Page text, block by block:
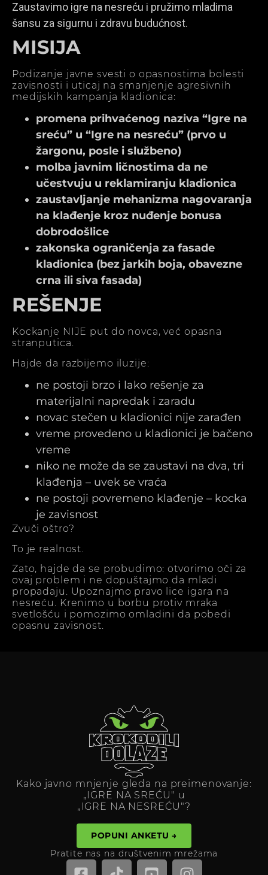
Zaustavimo igre na nesreću i pružimo mladima
šansu za sigurnu i zdravu budućnost.
MISIJA
Podizanje javne svesti o opasnostima bolesti
zavisnosti i uticaj na smanjenje agresivnih
medijskih kampanja kladionica:
promena prihvaćenog naziva “Igre na
sreću” u “Igre na nesreću” (prvo u
žargonu, posle i službeno)
molba javnim ličnostima da ne
učestvuju u reklamiranju kladionica
zaustavljanje mehanizma nagovaranja
na klađenje kroz nuđenje bonusa
dobrodošlice
zakonska ograničenja za fasade
kladionica (bez jarkih boja, obavezne
crna ili siva fasada)
REŠENJE
Kockanje NIJE put do novca, već opasna
stranputica.
Hajde da razbijemo iluzije:
ne postoji brzo i lako rešenje za
materijalni napredak i zaradu
novac stečen u kladionici nije zarađen
vreme provedeno u kladionici je bačeno
vreme
niko ne može da se zaustavi na dva, tri
klađenja – uvek se vraća
ne postoji povremeno klađenje – kocka
je zavisnost
Zvuči oštro?
To je realnost.
Zato, hajde da se probudimo: otvorimo oči za
ovaj problem i ne dopuštajmo da mladi
propadaju. Upoznajmo pravo lice igara na
nesreću. Krenimo u borbu protiv mraka
svetlošću i pomozimo omladini da pobedi
opasnu zavisnost.
Kako javno mnjenje gleda na preimenovanje:
„IGRE NA SREĆU" u
„IGRE NA NESREĆU"?
POPUNI ANKETU →
Pratite nas na društvenim mrežama